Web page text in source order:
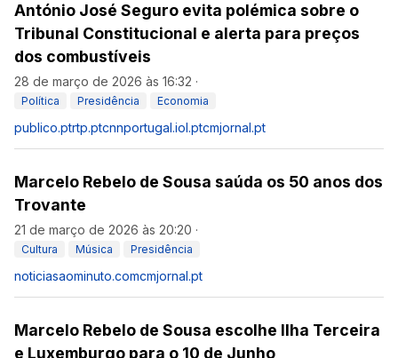
António José Seguro evita polémica sobre o
Tribunal Constitucional e alerta para preços
dos combustíveis
28 de março de 2026 às 16:32 ·
Política Presidência Economia
publico.ptrtp.ptcnnportugal.iol.ptcmjornal.pt
Marcelo Rebelo de Sousa saúda os 50 anos dos
Trovante
21 de março de 2026 às 20:20 ·
Cultura Música Presidência
noticiasaominuto.comcmjornal.pt
Marcelo Rebelo de Sousa escolhe Ilha Terceira
e Luxemburgo para o 10 de Junho